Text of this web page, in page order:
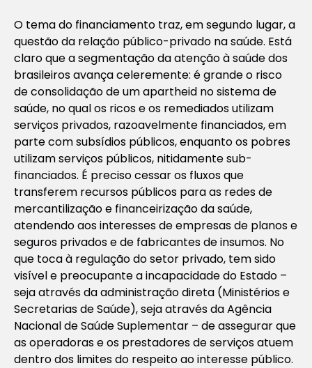
O tema do financiamento traz, em segundo lugar, a
questão da relação público-privado na saúde. Está
claro que a segmentação da atenção à saúde dos
brasileiros avança celeremente: é grande o risco
de consolidação de um apartheid no sistema de
saúde, no qual os ricos e os remediados utilizam
serviços privados, razoavelmente financiados, em
parte com subsídios públicos, enquanto os pobres
utilizam serviços públicos, nitidamente sub-
financiados. É preciso cessar os fluxos que
transferem recursos públicos para as redes de
mercantilização e financeirização da saúde,
atendendo aos interesses de empresas de planos e
seguros privados e de fabricantes de insumos. No
que toca à regulação do setor privado, tem sido
visível e preocupante a incapacidade do Estado –
seja através da administração direta (Ministérios e
Secretarias de Saúde), seja através da Agência
Nacional de Saúde Suplementar – de assegurar que
as operadoras e os prestadores de serviços atuem
dentro dos limites do respeito ao interesse público.